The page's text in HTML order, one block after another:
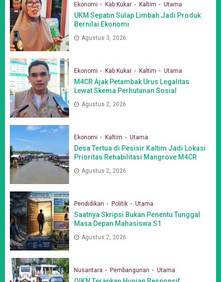
Ekonomi Kab Kukar Kaltim Utama
UKM Sepatin Sulap Limbah Jadi Produk
Bernilai Ekonomi
Agustus 3, 2026
Ekonomi Kab Kukar Kaltim Utama
M4CR Ajak Petambak Urus Legalitas
Lewat Skema Perhutanan Sosial
Agustus 2, 2026
Ekonomi Kaltim Utama
Desa Tertua di Pesisir Kaltim Jadi Lokasi
Prioritas Rehabilitasi Mangrove M4CR
Agustus 2, 2026
Pendidikan Politik Utama
Saatnya Skripsi Bukan Penentu Tunggal
Masa Depan Mahasiswa S1
Agustus 2, 2026
Nusantara Pembangunan Utama